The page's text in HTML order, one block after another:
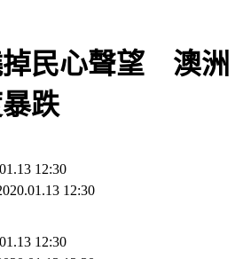
掉民心聲望 澳洲
跌
12:30
12:30
12:30